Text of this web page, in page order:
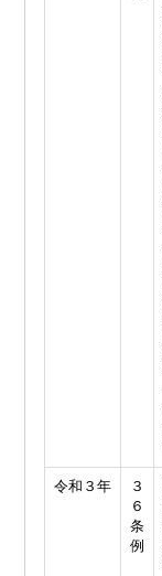
令和３年
３
６
条
例